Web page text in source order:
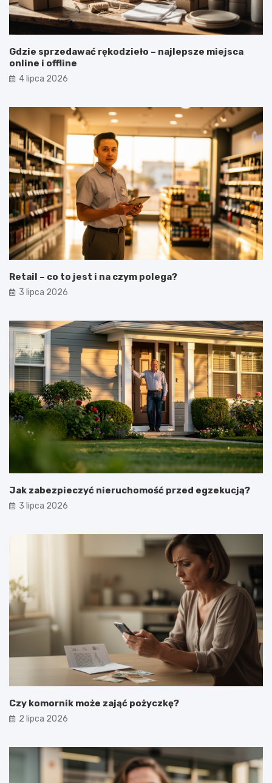
Gdzie sprzedawać rękodzieło – najlepsze miejsca
online i offline
4 lipca 2026
Retail – co to jest i na czym polega?
3 lipca 2026
Jak zabezpieczyć nieruchomość przed egzekucją?
3 lipca 2026
Czy komornik może zająć pożyczkę?
2 lipca 2026